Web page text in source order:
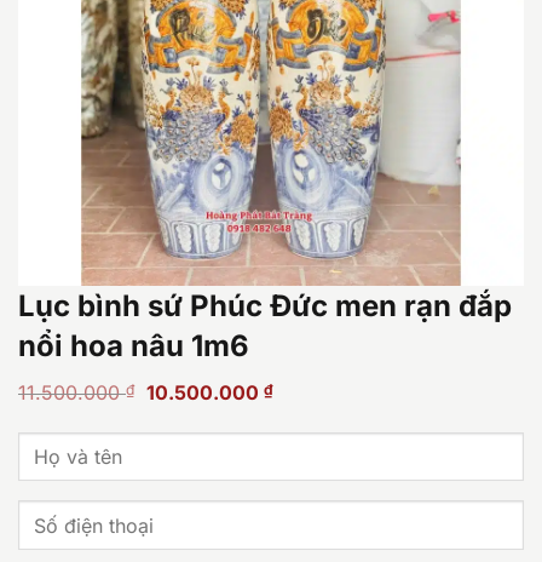
Lục bình sứ Phúc Đức men rạn đắp
nổi hoa nâu 1m6
11.500.000₫
Giá
11.500.000 ₫.
10.500.000 ₫Giá
là: